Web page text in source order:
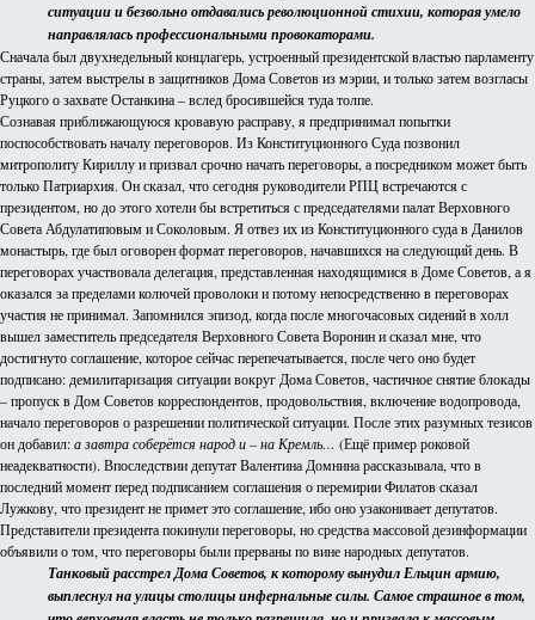
ситуации и безвольно отдавались революционной стихии, которая умело
направлялась профессиональными провокаторами.
Сначала был двухнедельный концлагерь, устроенный президентской властью парламенту
страны, затем выстрелы в защитников Дома Советов из мэрии, и только затем возгласы
Руцкого о захвате Останкина – вслед бросившейся туда толпе.
Сознавая приближающуюся кровавую расправу, я предпринимал попытки
поспособствовать началу переговоров. Из Конституционного Суда позвонил
митрополиту Кириллу и призвал срочно начать переговоры, а посредником может быть
только Патриархия. Он сказал, что сегодня руководители РПЦ встречаются с
президентом, но до этого хотели бы встретиться с председателями палат Верховного
Совета Абдулатиповым и Соколовым. Я отвез их из Конституционного суда в Данилов
монастырь, где был оговорен формат переговоров, начавшихся на следующий день. В
переговорах участвовала делегация, представленная находящимися в Доме Советов, а я
оказался за пределами колючей проволоки и потому непосредственно в переговорах
участия не принимал. Запомнился эпизод, когда после многочасовых сидений в холл
вышел заместитель председателя Верховного Совета Воронин и сказал мне, что
достигнуто соглашение, которое сейчас перепечатывается, после чего оно будет
подписано: демилитаризация ситуации вокруг Дома Советов, частичное снятие блокады
– пропуск в Дом Советов корреспондентов, продовольствия, включение водопровода,
начало переговоров о разрешении политической ситуации. После этих разумных тезисов
он добавил:а завтра соберётся народ и – на Кремль… (Ещё пример роковой
неадекватности). Впоследствии депутат Валентина Домнина рассказывала, что в
последний момент перед подписанием соглашения о перемирии Филатов сказал
Лужкову, что президент не примет это соглашение, ибо оно узаконивает депутатов.
Представители президента покинули переговоры, но средства массовой дезинформации
объявили о том, что переговоры были прерваны по вине народных депутатов.
Танковый расстрел Дома Советов, к которому вынудил Ельцин армию,
выплеснул на улицы столицы инфернальные силы. Самое страшное в том,